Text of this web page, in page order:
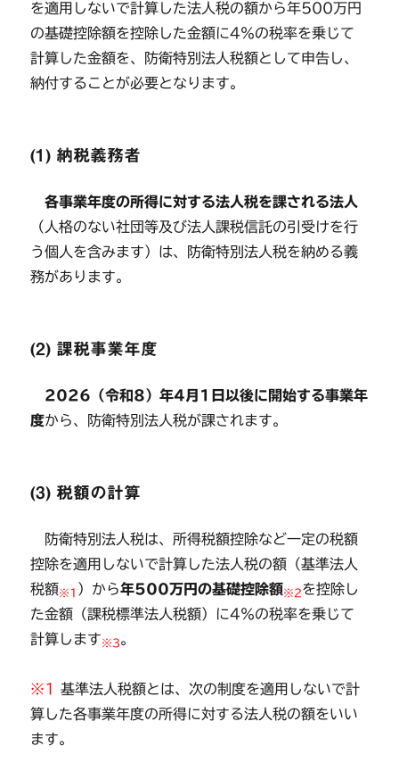
を適用しないで計算した法人税の額から年500万円
の基礎控除額を控除した金額に4％の税率を乗じて
計算した金額を、防衛特別法人税額として申告し、
納付することが必要となります。
(1) 納税義務者
各事業年度の所得に対する法人税を課される法人
（人格のない社団等及び法人課税信託の引受けを行
う個人を含みます）は、防衛特別法人税を納める義
務があります。
(2) 課税事業年度
2026（令和8）年4月1日以後に開始する事業年
度から、防衛特別法人税が課されます。
(3) 税額の計算
防衛特別法人税は、所得税額控除など一定の税額
控除を適用しないで計算した法人税の額（基準法人
税額※1 ）から年500万円の基礎控除額※2を控除し
た金額（課税標準法人税額）に4％の税率を乗じて
計算します※3。
※1
基準法人税額とは、次の制度を適用しないで計
算した各事業年度の所得に対する法人税の額をいい
ます。